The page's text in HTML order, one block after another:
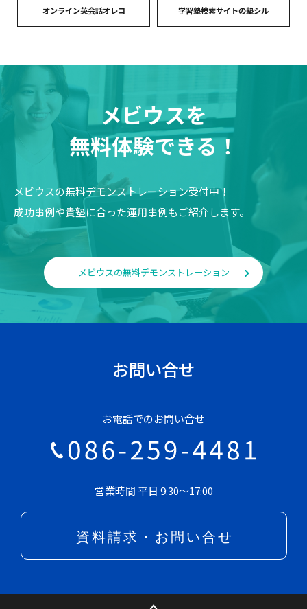
オンライン英会話オレコ 学習塾検索サイトの塾シル
メビウスを
無料体験できる！
メビウスの無料デモンストレーション受付中！
成功事例や貴塾に合った運用事例もご紹介します。
メビウスの無料デモンストレーション
お問い合せ
お電話でのお問い合せ
営業時間 平日 9:30～17:00